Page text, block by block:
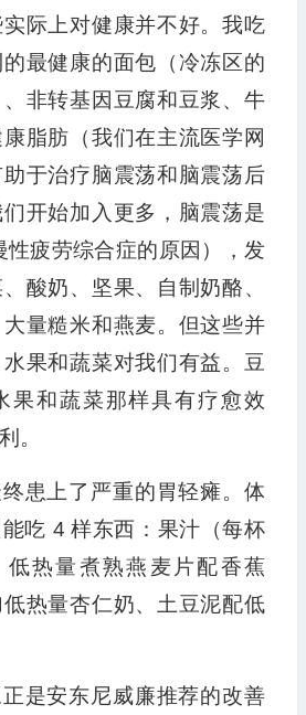
际上对健康并不好。我吃
最健康的面包（冷冻区的
非转基因豆腐和豆浆、牛
脂肪（我们在主流医学网
于治疗脑震荡和脑震荡后
开始加入更多，脑震荡是
性疲劳综合症的原因），发
酸奶、坚果、自制奶酪、
量糙米和燕麦。但这些并
果和蔬菜对我们有益。豆
果和蔬菜那样具有疗愈效
。
患上了严重的胃轻瘫。体
吃 4 样东西：果汁（每杯
低热量煮熟燕麦片配香蕉
热量杏仁奶、土豆泥配低
是安东尼威廉推荐的改善